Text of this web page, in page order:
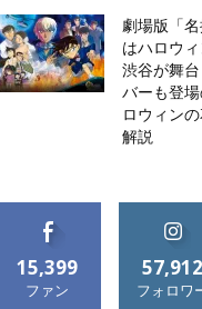
劇場版「
はハロウ
渋谷が舞
バーも登
ロウィン
解説
15,399
ファン
57,912
フォロワ